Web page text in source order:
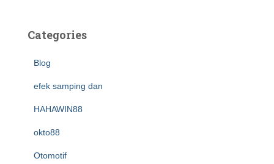
Categories
Blog
efek samping dan
HAHAWIN88
okto88
Otomotif